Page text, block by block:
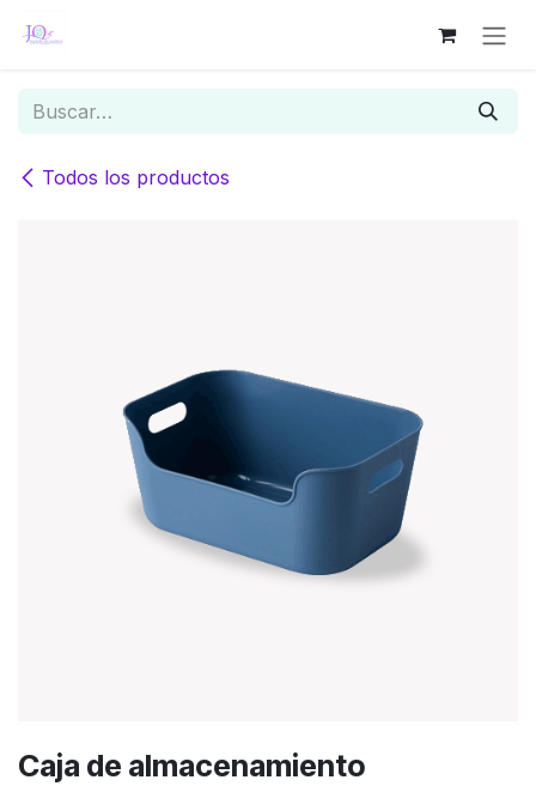
Todos los productos
Caja de almacenamiento